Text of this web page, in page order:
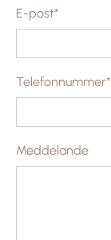
E-post*
Telefonnummer*
Meddelande